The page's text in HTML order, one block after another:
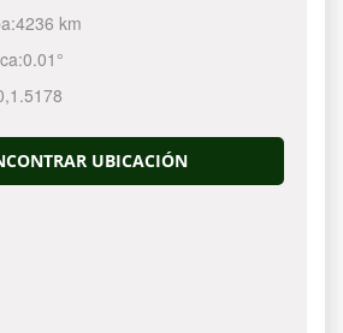
4236 km
0.01°
,1.5178
UBICACIÓN